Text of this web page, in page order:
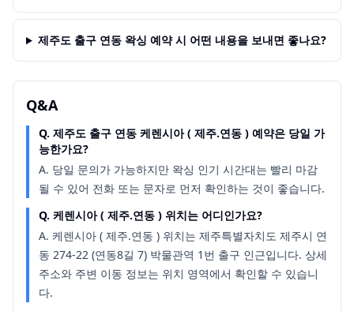
제주도 출구 연동 왁싱 예약 시 어떤 내용을 보내면 좋나요?
Q&A
Q. 제주도 출구 연동 케렌시아 ( 제주.연동 ) 예약은 당일 가
능한가요?
A. 당일 문의가 가능하지만 왁싱 인기 시간대는 빨리 마감
될 수 있어 전화 또는 문자로 먼저 확인하는 것이 좋습니다.
Q. 케렌시아 ( 제주.연동 ) 위치는 어디인가요?
A. 케렌시아 ( 제주.연동 ) 위치는 제주특별자치도 제주시 연
동 274-22 (연동8길 7) 박물관역 1번 출구 인근입니다. 상세
주소와 주변 이동 정보는 위치 영역에서 확인할 수 있습니
다.